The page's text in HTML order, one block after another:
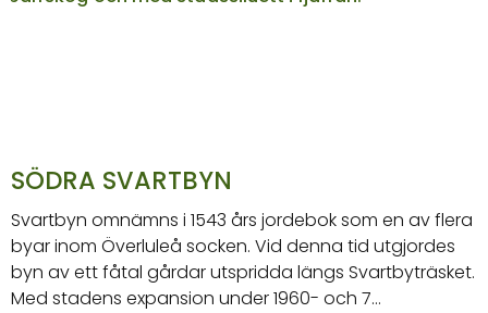
SÖDRA SVARTBYN
Svartbyn omnämns i 1543 års jordebok som en av flera
byar inom Överluleå socken. Vid denna tid utgjordes
byn av ett fåtal gårdar utspridda längs Svartbyträsket.
Med stadens expansion under 1960- och 7…